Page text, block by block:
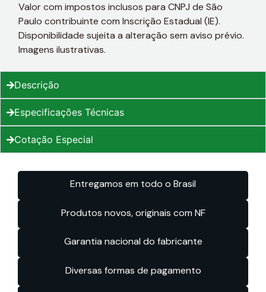
Valor com impostos inclusos para CNPJ de São
Paulo contribuinte com Inscrição Estadual (IE).
Disponibilidade sujeita a alteração sem aviso prévio.
Imagens ilustrativas.
Descrição
Especificações Técnicas
Cotação Especial
Entregamos em todo o Brasil
Produtos novos, originais com NF
Garantia nacional do fabricante
Diversas formas de pagamento